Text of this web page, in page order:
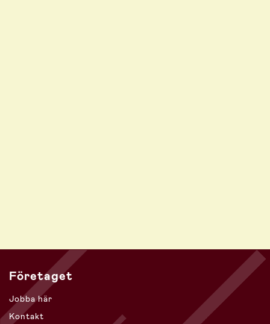
Företaget
Jobba här
Kontakt